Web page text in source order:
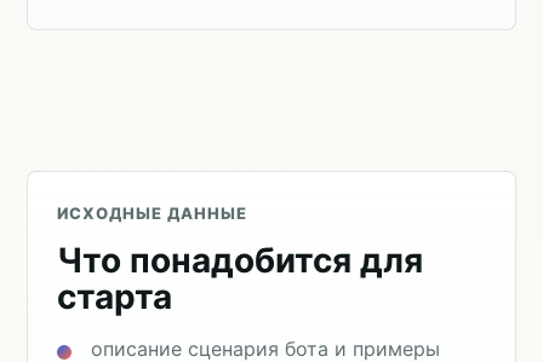
ИСХОДНЫЕ ДАННЫЕ
Что понадобится для
старта
описание сценария бота и примеры